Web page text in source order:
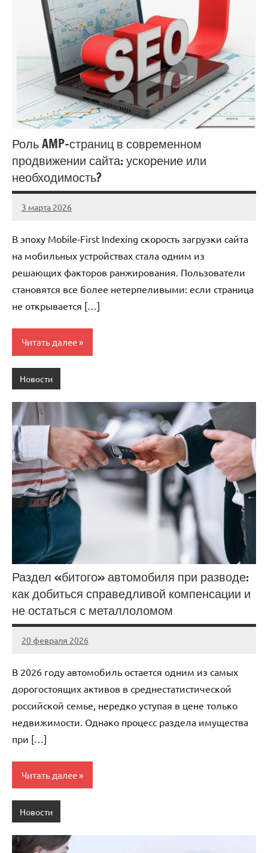
Роль AMP-страниц в современном
продвижении сайта: ускорение или
необходимость?
3 марта 2026
Avtor
Нет
В эпоху Mobile-First Indexing скорость загрузки сайта
на мобильных устройствах стала одним из
решающих факторов ранжирования. Пользователи
становятся все более нетерпеливыми: если страница
не открывается […]
Читать далее
Новости
Раздел «битого» автомобиля при разводе:
как добиться справедливой компенсации и
не остаться с металлоломом
20 февраля 2026
Avtor
Нет
В 2026 году автомобиль остается одним из самых
дорогостоящих активов в среднестатистической
российской семье, нередко уступая в цене только
недвижимости. Однако процесс раздела имущества
при […]
Читать далее
Новости